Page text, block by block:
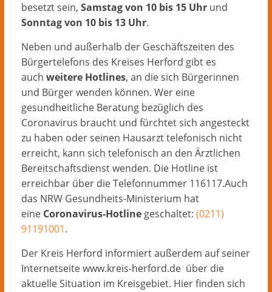
besetzt sein, Samstag von 10 bis 15 Uhrund
Sonntag von 10 bis 13 Uhr.
Neben und außerhalb der Geschäftszeiten des
Bürgertelefons des Kreises Herford gibt es
auch weitere Hotlines, an die sich Bürgerinnen
und Bürger wenden können. Wer eine
gesundheitliche Beratung bezüglich des
Coronavirus braucht und fürchtet sich angesteckt
zu haben oder seinen Hausarzt telefonisch nicht
erreicht, kann sich telefonisch an den Ärztlichen
Bereitschaftsdienst wenden. Die Hotline ist
erreichbar über die Telefonnummer 116117.Auch
das NRW Gesundheits-Ministerium hat
eine Coronavirus-Hotline geschaltet: (0211)
91191001.
Der Kreis Herford informiert außerdem auf seiner
Internetseite www.kreis-herford.de über die
aktuelle Situation im Kreisgebiet. Hier finden sich